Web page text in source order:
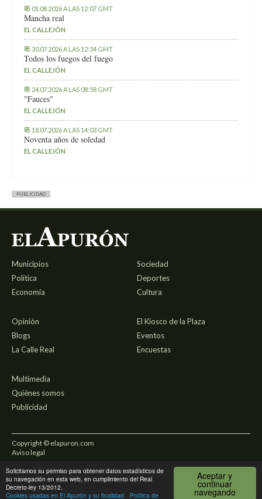
Aceptar y
continuar
navegando
Solicitamos su permiso para obtener datos estadísticos de
su navegación en esta web, en cumplimiento del Real
Decreto-ley 13/2012.
Cookies usadas en El Apurón y su finalidad
Política de
01.08.2026 A LAS 12:07 GMT
Mancha real
EL CALLEJÓN
30.07.2026 A LAS 12:34 GMT
Todos los fuegos del fuego
EL CALLEJÓN
24.07.2026 A LAS 08:58 GMT
"Fauces"
EL CALLEJÓN
18.07.2026 A LAS 14:03 GMT
Noventa años de soledad
EL CALLEJÓN
PUBLICIDAD
Municipios
Política
Economía
Sociedad
Deportes
Cultura
Opinión
Blogs
La Calle Real
El Kiosco de la Plaza
Eventos
Encuestas
Multimedia
Quiénes somos
Publicidad
Copyright © elapuron.com
Aviso legal
Política de privacidad
Uso de cookies